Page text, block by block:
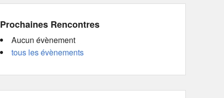
Prochaines Rencontres
Aucun évènement
tous les évènements